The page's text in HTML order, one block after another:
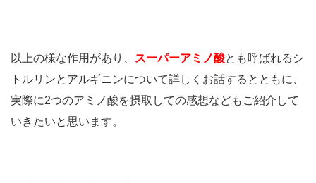
以上の様な作用があり、 スーパーアミノ酸とも呼ばれるシ
トルリンとアルギニンについて詳しくお話するとともに、
実際に2つのアミノ酸を摂取しての感想などもご紹介して
いきたいと思います。